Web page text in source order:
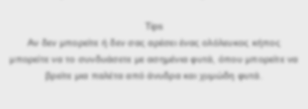
Tips
Αν δεν μπορείτε ή δεν σας αρέσει ένας ολόλευκος κήπος
μπορείτε να το συνδυάσετε με ασημένια φυτά, όπου μπορείτε να
βρείτε μια παλέτα από άνυδρα και χυμώδη φυτά.